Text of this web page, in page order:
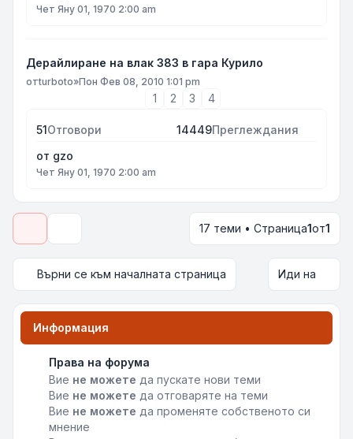
Чет Яну 01, 1970 2:00 am
Дерайлиране на влак 383 в гара Курило
отturboto»Пон Фев 08, 2010 1:01 pm
1 2 3 4
51Отговори 14449Преглеждания
от gzo
Чет Яну 01, 1970 2:00 am
Опции за показване и сортиране17 теми • Страница1от1
Върни се към началната страница Иди на
Информация
Права на форума
Вие не можете да пускате нови теми
Вие не можете да отговаряте на теми
Вие не можете да променяте собственото си
мнение